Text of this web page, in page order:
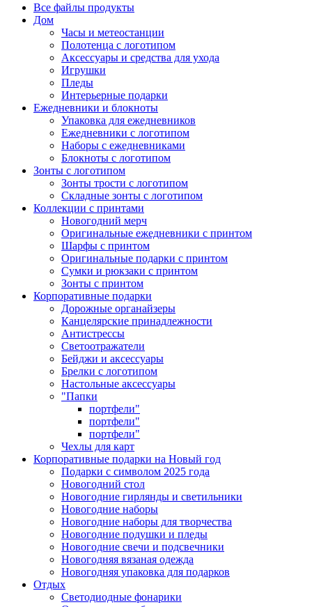
Все файлы продукты
Дом
Часы и метеостанции
Полотенца с логотипом
Аксессуары и средства для ухода
Игрушки
Пледы
Интерьерные подарки
Ежедневники и блокноты
Упаковка для ежедневников
Ежедневники с логотипом
Наборы с ежедневниками
Блокноты с логотипом
Зонты с логотипом
Зонты трости с логотипом
Складные зонты с логотипом
Коллекции с принтами
Новогодний мерч
Оригинальные ежедневники с принтом
Шарфы с принтом
Оригинальные подарки с принтом
Сумки и рюкзаки с принтом
Зонты с принтом
Корпоративные подарки
Дорожные органайзеры
Канцелярские принадлежности
Антистрессы
Светоотражатели
Бейджи и аксессуары
Брелки с логотипом
Настольные аксессуары
"Папки
портфели"
портфели"
портфели"
Чехлы для карт
Корпоративные подарки на Новый год
Подарки с символом 2025 года
Новогодний стол
Новогодние гирлянды и светильники
Новогодние наборы
Новогодние наборы для творчества
Новогодние подушки и пледы
Новогодние свечи и подсвечники
Новогодняя вязаная одежда
Новогодняя упаковка для подарков
Отдых
Светодиодные фонарики